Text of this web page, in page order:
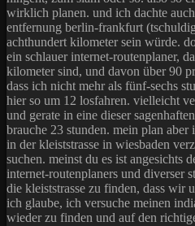
wirklich planen. und ich dachte
entfernung berlin-frankfurt
achthundert kilometer sein würde.
ein schlauer internet-routenplaner,
kilometer sind, und davon über 90
dass ich nicht mehr als fünf-sechs
hier so um 12 losfahren. vielleicht
und gerate in eine dieser
brauche 23 stunden. mein plan
in der kleiststrasse in wiesbaden
suchen. meinst du es ist angesichts
internet-routenplaners und diverser
die kleiststrasse zu finden, dass wir
ich glaube, ich versuche meinen
wieder zu finden und auf den